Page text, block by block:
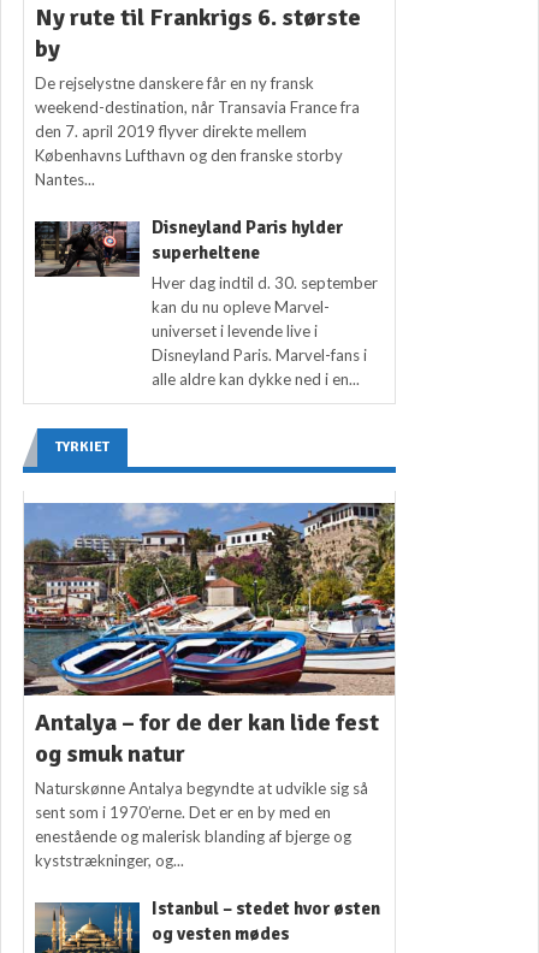
Ny rute til Frankrigs 6. største
by
De rejselystne danskere får en ny fransk
weekend-destination, når Transavia France fra
den 7. april 2019 flyver direkte mellem
Københavns Lufthavn og den franske storby
Nantes...
Disneyland Paris hylder
superheltene
Hver dag indtil d. 30. september
kan du nu opleve Marvel-
universet i levende live i
Disneyland Paris. Marvel-fans i
alle aldre kan dykke ned i en...
TYRKIET
Antalya – for de der kan lide fest
og smuk natur
Naturskønne Antalya begyndte at udvikle sig så
sent som i 1970’erne. Det er en by med en
enestående og malerisk blanding af bjerge og
kyststrækninger, og...
Istanbul – stedet hvor østen
og vesten mødes